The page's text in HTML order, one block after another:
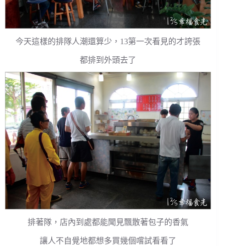
今天這樣的排隊人潮還算少，13第一次看見的才誇張
都排到外頭去了
排著隊，店內到處都能聞見飄散著包子的香氣
讓人不自覺地都想多買幾個嚐試看看了